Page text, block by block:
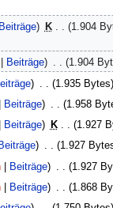
Beiträge K 1.904
Beiträge 1.904
1.935 Bytes
Beiträge 1.958
Beiträge K 1.927
Beiträge 1.927
Beiträge 1.927
Beiträge 1.868